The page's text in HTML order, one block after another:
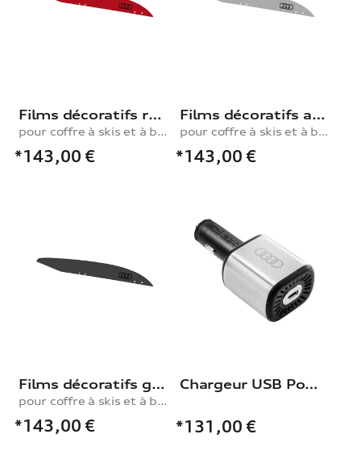
Films décoratifs rouge métallisé
pour coffre à skis et à bagages, 250 l
*143,00 €
Films décoratifs argent fleuret pour coffres à skis et à bagages, 250 l
pour coffre à skis et à bagages, 250 l
*143,00 €
Films décoratifs gris perle
pour coffre à skis et à bagages, 250 l
*143,00 €
Chargeur USB Power
*131,00 €